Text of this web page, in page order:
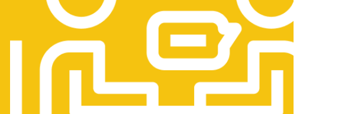
от 2700 ₽ Заказать
от 950 ₽ Заказать
от 1750 ₽